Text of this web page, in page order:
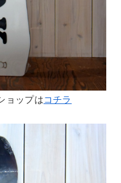
ョップはコチラ